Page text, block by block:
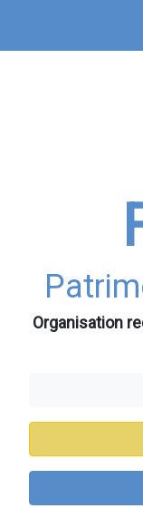
contenu
Organisation
principale